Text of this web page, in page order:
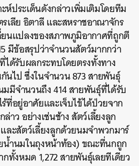
ห์ประเด็นดังกล่าวเพิ่มเติมโดยทีม
เลีย อิตาลี และสหราชอาณาจักร
ยนแปลงของสภาพภูมิอากาศที่ถูกตี
มีข้อสรุปว่าจำนวนสัตว์มากกว่า
ด้รับผลกระทบโดยตรงทั้งทาง
ไป ซึ่งในจำนวน 873 สายพันธุ์
มีจำนวนถึง 414 สายพันธ์ุที่ได้รับ
ที่อยู่อาศัยและเจ็บไข้ได้ป่วยจาก
าว อย่างเช่นช้าง สัตว์เลี้ยงลูก
ละสัตว์เลี้ยงลูกด้วยนมจำพวกมาร์
น้ำนมในถุงหน้าท้อง) ขณะที่นกถูก
ทั้งหมด 1,272 สายพันธุ์เลยทีเดียว